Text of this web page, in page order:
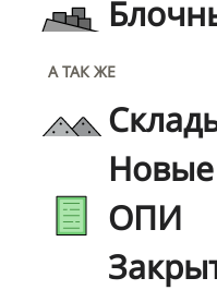
А ТАК ЖЕ
ОПИ